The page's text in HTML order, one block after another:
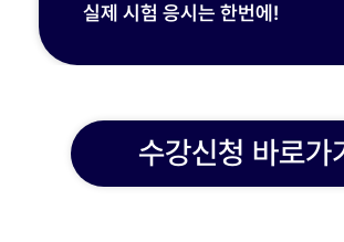
실제 시험 응시는 한번에!
수강신청 바로가